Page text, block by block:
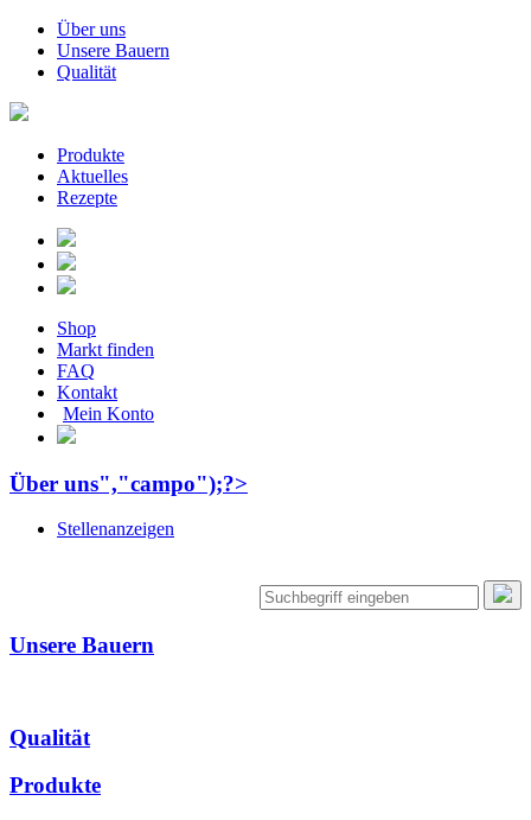
Über uns
Unsere Bauern
Qualität
Produkte
Aktuelles
Rezepte
Shop
Markt finden
FAQ
Kontakt
Mein Konto
Über uns","campo");?>
Stellenanzeigen
Unsere Bauern
Qualität
Produkte